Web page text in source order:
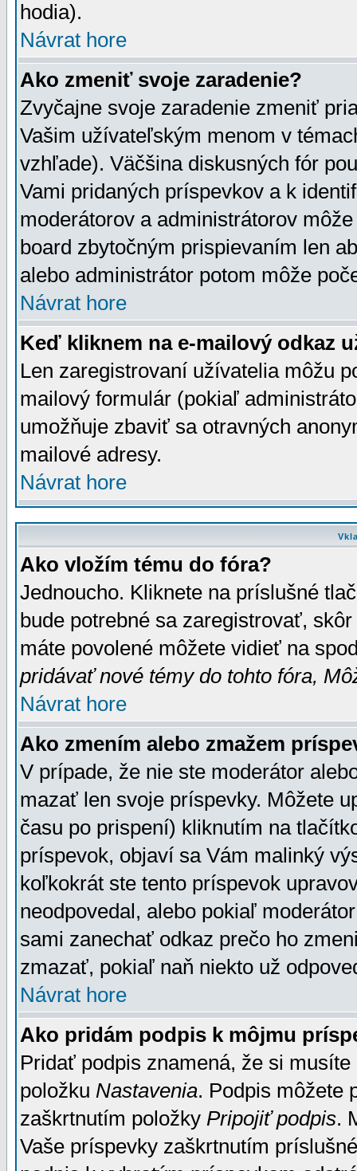
hodia).
Návrat hore
Ako zmeniť svoje zaradenie?
Zvyčajne svoje zaradenie zmeniť
Vašim užívateľským menom v
vzhľade). Väčšina diskusných fór
Vami pridaných príspevkov a k
moderátorov a administrátorov
board zbytočným prispievaním len
alebo administrátor potom môže
Návrat hore
Keď kliknem na e-mailový odkaz
Len zaregistrovaní užívatelia môžu
mailový formulár (pokiaľ
umožňuje zbaviť sa otravných
mailové adresy.
Návrat hore
Ako vložím tému do fóra?
Jednoucho. Kliknete na príslušné
bude potrebné sa zaregistrovať,
máte povolené môžete vidieť na
pridávať nové témy do tohto fóra,
Návrat hore
Ako zmením alebo zmažem
V prípade, že nie ste moderátor
mazať len svoje príspevky. Môžete
času po prispení) kliknutím na
príspevok, objaví sa Vám malinký
koľkokrát ste tento príspevok
neodpovedal, alebo pokiaľ
sami zanechať odkaz prečo ho
zmazať, pokiaľ naň niekto už
Návrat hore
Ako pridám podpis k môjmu
Pridať podpis znamená, že si
položku Nastavenia. Podpis môžete
zaškrtnutím položky Pripojiť podpis.
Vaše príspevky zaškrtnutím